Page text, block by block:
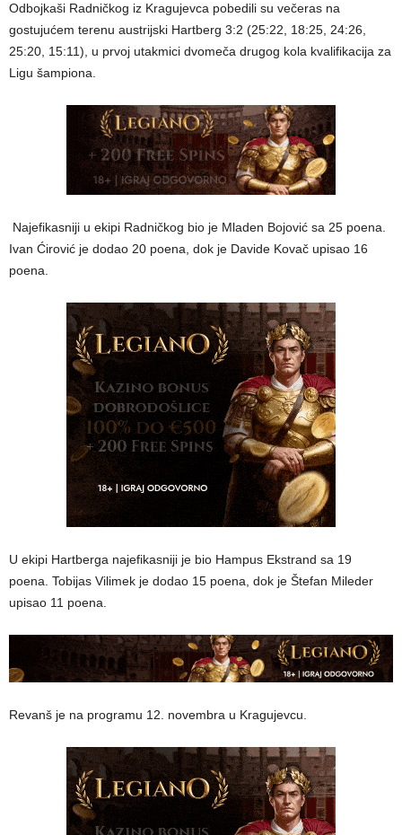
Odbojkaši Radničkog iz Kragujevca pobedili su večeras na
gostujućem terenu austrijski Hartberg 3:2 (25:22, 18:25, 24:26,
25:20, 15:11), u prvoj utakmici dvomeča drugog kola kvalifikacija za
Ligu šampiona.
Najefikasniji u ekipi Radničkog bio je Mladen Bojović sa 25 poena.
Ivan Ćirović je dodao 20 poena, dok je Davide Kovač upisao 16
poena.
U ekipi Hartberga najefikasniji je bio Hampus Ekstrand sa 19
poena. Tobijas Vilimek je dodao 15 poena, dok je Štefan Mileder
upisao 11 poena.
Revanš je na programu 12. novembra u Kragujevcu.